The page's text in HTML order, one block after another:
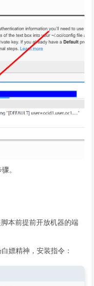
。
本前提前开放机器的端
嫖精神，安装指令：